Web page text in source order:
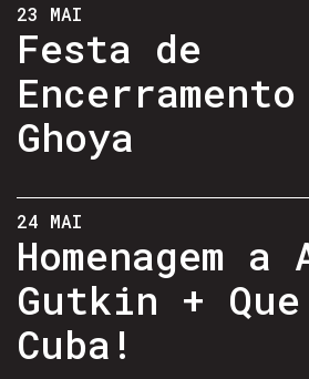
23 MAI
Festa de
Ghoya
24 MAI
Homenagem
Gutkin +
Cuba!